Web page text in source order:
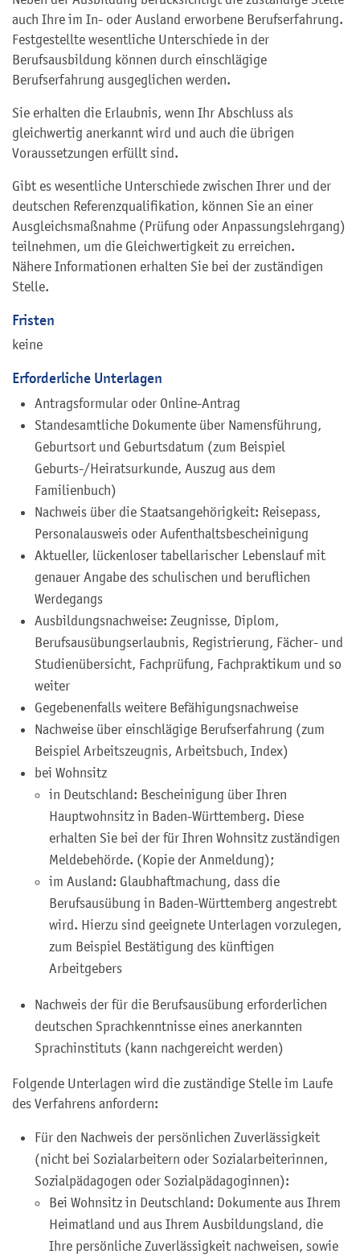
auch Ihre im In- oder Ausland erworbene Berufserfahrung.
Festgestellte wesentliche Unterschiede in der
Berufsausbildung können durch einschlägige
Berufserfahrung ausgeglichen werden.
Sie erhalten die Erlaubnis, wenn Ihr Abschluss als
gleichwertig anerkannt wird und auch die übrigen
Voraussetzungen erfüllt sind.
Gibt es wesentliche Unterschiede zwischen Ihrer und der
deutschen Referenzqualifikation, können Sie an einer
Ausgleichsmaßnahme (Prüfung oder Anpassungslehrgang)
teilnehmen, um die Gleichwertigkeit zu erreichen.
Nähere Informationen erhalten Sie bei der zuständigen
Stelle.
Fristen
keine
Erforderliche Unterlagen
Antragsformular oder Online-Antrag
Standesamtliche Dokumente über Namensführung,
Geburtsort und Geburtsdatum (zum Beispiel
Geburts-/Heiratsurkunde, Auszug aus dem
Familienbuch)
Nachweis über die Staatsangehörigkeit: Reisepass,
Personalausweis oder Aufenthaltsbescheinigung
Aktueller, lückenloser tabellarischer Lebenslauf mit
genauer Angabe des schulischen und beruflichen
Werdegangs
Ausbildungsnachweise: Zeugnisse, Diplom,
Berufsausübungserlaubnis, Registrierung, Fächer- und
Studienübersicht, Fachprüfung, Fachpraktikum und so
weiter
Gegebenenfalls weitere Befähigungsnachweise
Nachweise über einschlägige Berufserfahrung (zum
Beispiel Arbeitszeugnis, Arbeitsbuch, Index)
bei Wohnsitz
in Deutschland: Bescheinigung über Ihren
Hauptwohnsitz in Baden-Württemberg. Diese
erhalten Sie bei der für Ihren Wohnsitz zuständigen
Meldebehörde. (Kopie der Anmeldung);
im Ausland: Glaubhaftmachung, dass die
Berufsausübung in Baden-Württemberg angestrebt
wird. Hierzu sind geeignete Unterlagen vorzulegen,
zum Beispiel Bestätigung des künftigen
Arbeitgebers
Nachweis der für die Berufsausübung erforderlichen
deutschen Sprachkenntnisse eines anerkannten
Sprachinstituts (kann nachgereicht werden)
Folgende Unterlagen wird die zuständige Stelle im Laufe
des Verfahrens anfordern:
Für den Nachweis der persönlichen Zuverlässigkeit
(nicht bei Sozialarbeitern oder Sozialarbeiterinnen,
Sozialpädagogen oder Sozialpädagoginnen):
Bei Wohnsitz in Deutschland: Dokumente aus Ihrem
Heimatland und aus Ihrem Ausbildungsland, die
Ihre persönliche Zuverlässigkeit nachweisen, sowie